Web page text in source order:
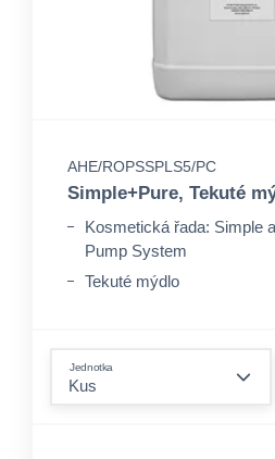
AHE/ROPSSPLS5/PC
Simple+Pure, Tekuté
Kosmetická řada: Simple
Pump System
Tekuté mýdlo
Jednotka